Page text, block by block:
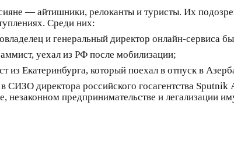
— айтишники, релоканты и туристы. Их
Среди них:
и генеральный директор онлайн-сервиса
уехал из РФ после мобилизации;
из Екатеринбурга, который поехал в отпуск в
СИЗО директора российского госагентства
незаконном предпринимательстве и легализации